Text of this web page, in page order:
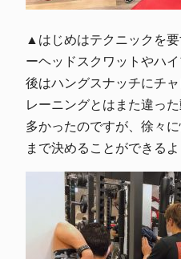
▲はじめはテクニックを
ーヘッドスクワットやハ
後はハングスナッチにチ
レーニングとはまた違っ
多かったのですが、徐々
まで決めることができる